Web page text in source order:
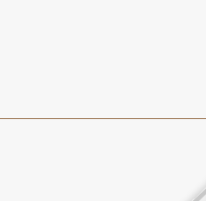
bursztynem, mchem i piżmem.